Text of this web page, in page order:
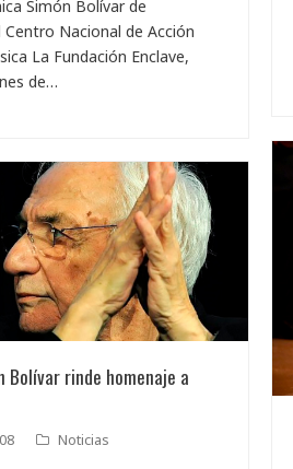
Simón Bolívar de
Centro Nacional de Acción
La Fundación Enclave,
de…
Bolívar rinde homenaje a
Noticias